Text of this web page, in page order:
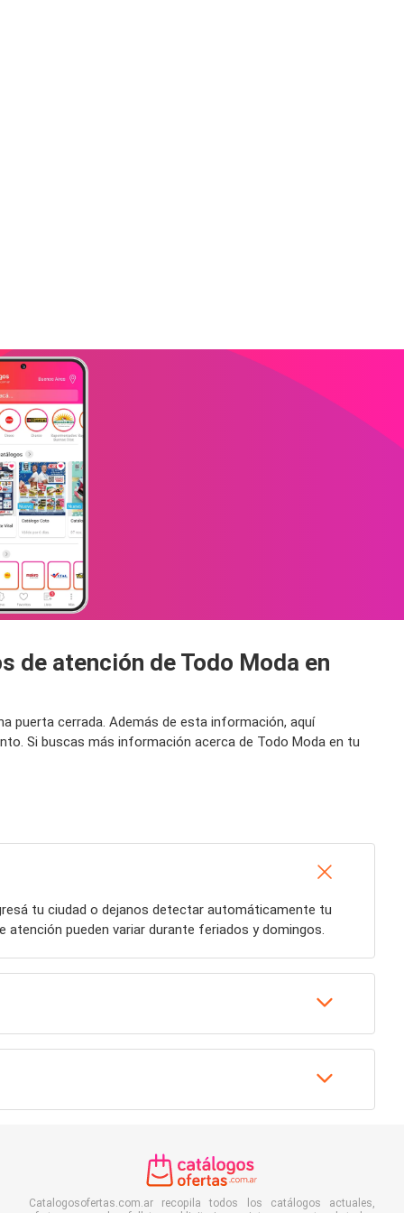
de atención de Todo Moda en
puerta cerrada. Además de esta información, aquí
Si buscas más información acerca de Todo Moda en tu
tu ciudad o dejanos detectar automáticamente tu
pueden variar durante feriados y domingos.
Catalogosofertas.com.ar recopila todos los catálogos actuales,